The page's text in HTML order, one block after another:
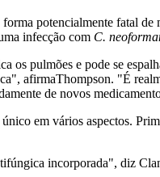
forma potencialmente fatal
infecção com C.
os pulmões e pode se
afirmaThompson. "É
de novos
em vários aspectos.
incorporada", diz